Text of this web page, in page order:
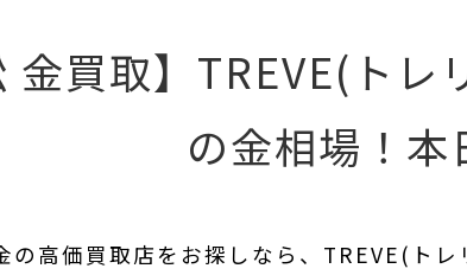
金買取】TREVE(ト
の金相場！本
の高価買取店をお探しなら、TREVE(ト